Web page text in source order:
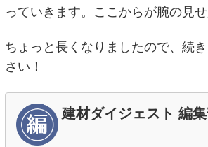
っていきます。ここからが腕の見せ
ちょっと長くなりましたので、続
さい！
建材ダイジェスト 編